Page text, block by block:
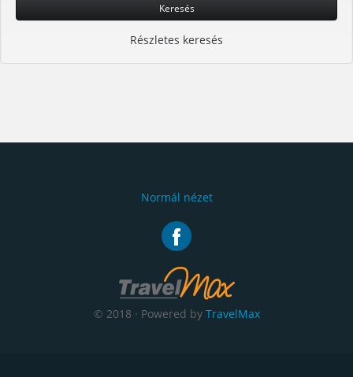
Keresés
Részletes keresés
Normál nézet
© 2018 · Powered by TravelMax